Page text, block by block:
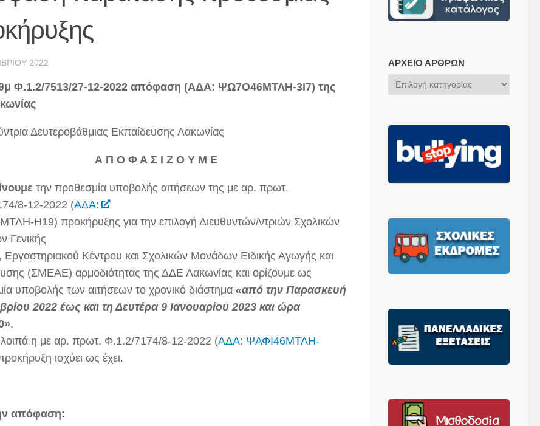
2022
Φ.1.2/7513/27-12-2022 απόφαση (ΑΔΑ: ΨΩ7Ο46ΜΤΛΗ-3Ι7) της
Δευτεροβάθμιας Εκπαίδευσης Λακωνίας
Α Π Ο Φ Α Σ Ι Ζ Ο Υ Μ Ε
την προθεσμία υποβολής αιτήσεων της με αρ. πρωτ.
8-12-2022 (ΑΔΑ:
Η19) προκήρυξης για την επιλογή Διευθυντών/ντριών Σχολικών
Γενικής
Κέντρου και Σχολικών Μονάδων Ειδικής Αγωγής και
(ΣΜΕΑΕ) αρμοδιότητας της ΔΔΕ Λακωνίας και ορίζουμε ως
υποβολής των αιτήσεων το χρονικό διάστημα «από την Παρασκευή
2022 έως και τη Δευτέρα 9 Ιανουαρίου 2023 και ώρα
.
λοιπά η με αρ. πρωτ. Φ.1.2/7174/8-12-2022 (ΑΔΑ: ΨΑΦΙ46ΜΤΛΗ-
ισχύει ως έχει.
απόφαση:
ΑΡΧΕΊΟ ΆΡΘΡΩΝ
Αρχείο
Άρθρων